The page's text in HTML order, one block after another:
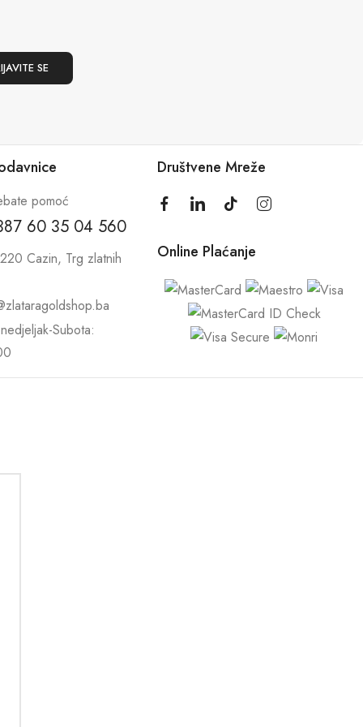
pomoć
60 35 04 560
Cazin, Trg zlatnih
Subota:
Društvene Mreže
Online Plaćanje